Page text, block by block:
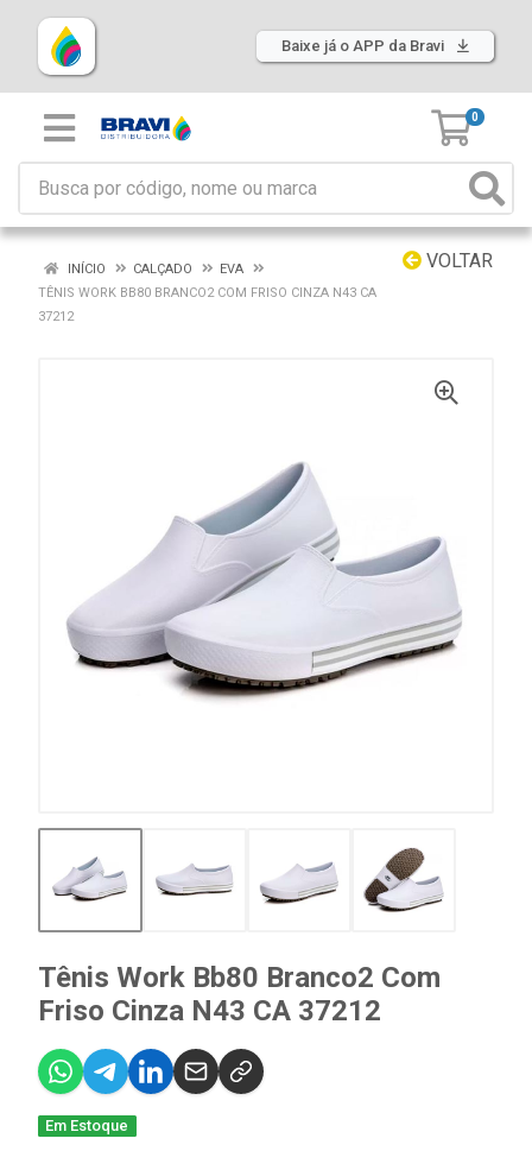
Baixe já o APP da Bravi
0
VOLTAR
INÍCIO CALÇADO
EVA
TÊNIS WORK BB80 BRANCO2 COM FRISO CINZA N43 CA
37212
Tênis Work Bb80 Branco2 Com
Friso Cinza N43 CA 37212
Em Estoque